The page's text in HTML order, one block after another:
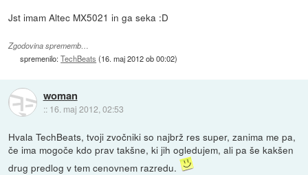
Jst imam Altec MX5021 in ga seka :D
Zgodovina sprememb…
spremenilo:TechBeats (16. maj 2012 ob 00:02)
woman
:: 16. maj 2012, 02:53
Hvala TechBeats, tvoji zvočniki so najbrž res super, zanima me pa,
če ima mogoče kdo prav takšne, ki jih ogledujem, ali pa še kakšen
drug predlog v tem cenovnem razredu.